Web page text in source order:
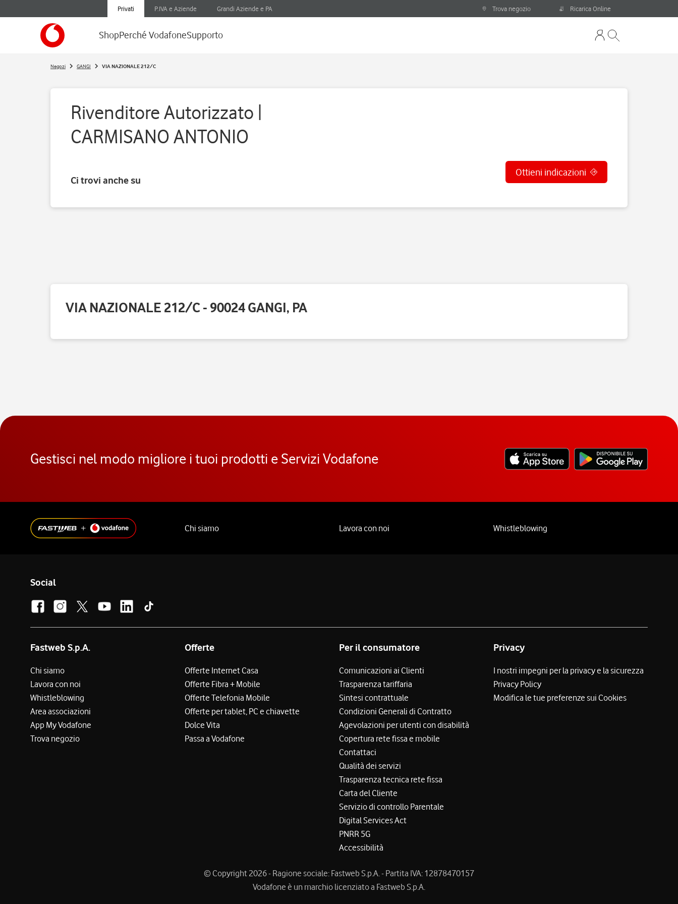
Privati P.IVA e Aziende Grandi Aziende e PA Trova negozio Ricarica Online
ShopPerché VodafoneSupporto
Negozi GANGI VIA NAZIONALE 212/C
Rivenditore Autorizzato |
CARMISANO ANTONIO
Ci trovi anche su
Ottieni indicazioni
VIA NAZIONALE 212/C - 90024 GANGI, PA
Gestisci nel modo migliore i tuoi prodotti e Servizi Vodafone
Chi siamo Lavora con noi Whistleblowing
Social
Fastweb S.p.A.
Chi siamo
Lavora con noi
Whistleblowing
Area associazioni
App My Vodafone
Trova negozio
Offerte
Offerte Internet Casa
Offerte Fibra + Mobile
Offerte Telefonia Mobile
Offerte per tablet, PC e chiavette
Dolce Vita
Passa a Vodafone
Per il consumatore
Comunicazioni ai Clienti
Trasparenza tariffaria
Sintesi contrattuale
Condizioni Generali di Contratto
Agevolazioni per utenti con disabilità
Copertura rete fissa e mobile
Contattaci
Qualità dei servizi
Trasparenza tecnica rete fissa
Carta del Cliente
Servizio di controllo Parentale
Digital Services Act
PNRR 5G
Accessibilità
Privacy
I nostri impegni per la privacy e la sicurezza
Privacy Policy
Modifica le tue preferenze sui Cookies
© Copyright 2026 - Ragione sociale: Fastweb S.p.A. - Partita IVA: 12878470157
Vodafone è un marchio licenziato a Fastweb S.p.A.